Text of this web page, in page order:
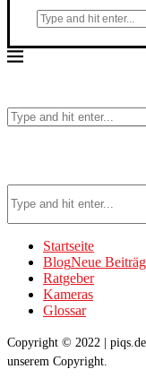
Startseite
BlogNeue
Ratgeber
Kameras
Glossar
Copyright © 2022 |
unserem Copyright.